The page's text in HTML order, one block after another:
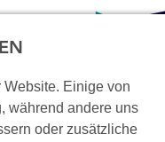
Einige von
während andere uns
oder zusätzliche